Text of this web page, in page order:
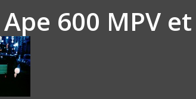
600 MPV